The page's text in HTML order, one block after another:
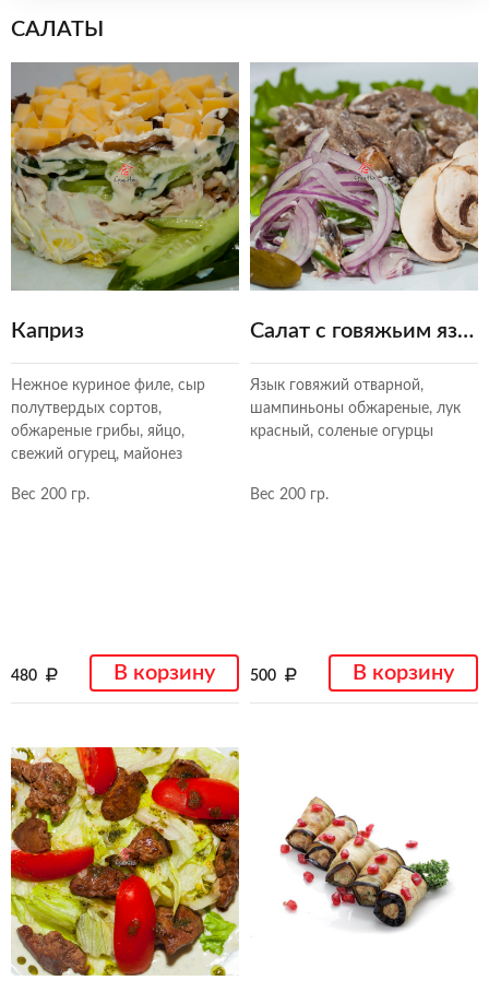
САЛАТЫ
Каприз
Нежное куриное филе, сыр
полутвердых сортов,
обжареные грибы, яйцо,
свежий огурец, майонез
Вес 200 гр.
480 В корзину
Салат с говяжьим языком
Язык говяжий отварной,
шампиньоны обжареные, лук
красный, соленые огурцы
Вес 200 гр.
500 В корзину